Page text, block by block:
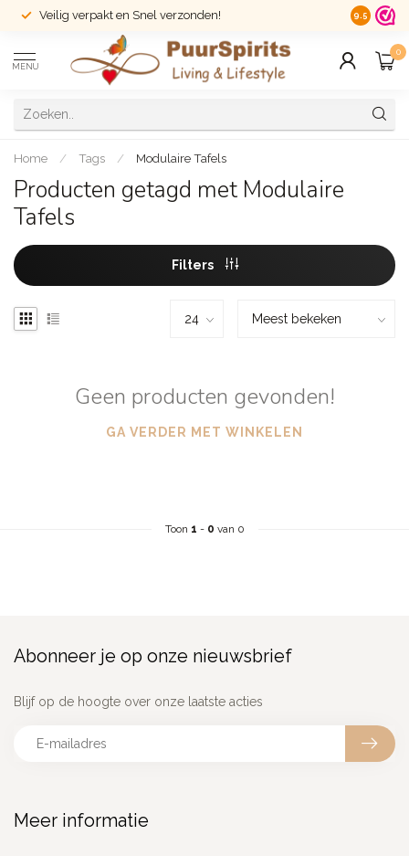
Veilig verpakt en Snel verzonden! 14 dagen
9.5
MENU
0
Home / Tags / Modulaire Tafels
Producten getagd met Modulaire
Tafels
Filters
Geen producten gevonden!
GA VERDER MET WINKELEN
Toon 1 - 0 van 0
Meer informatie
Abonneer je op onze nieuwsbrief
Blijf op de hoogte over onze laatste acties